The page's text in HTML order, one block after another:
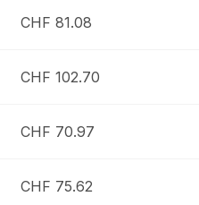
CHF 81.08
CHF 102.70
CHF 70.97
CHF 75.62